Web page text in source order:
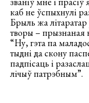
каб не ўспыхнулі
Брыль жа
творы – прызнаная
“Ну, гэта па
тыдні да скону
падпісаць і
лічыў патрэбным”.